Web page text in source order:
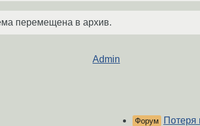
перемещена в архив.
Admin
Форум Потеря